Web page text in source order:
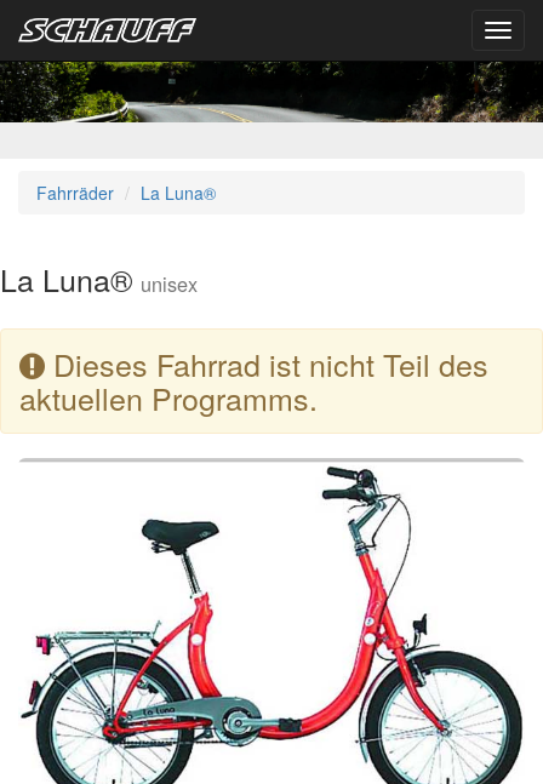
Fahrräder La Luna®
La Luna® unisex
Dieses Fahrrad ist nicht Teil des
aktuellen Programms.